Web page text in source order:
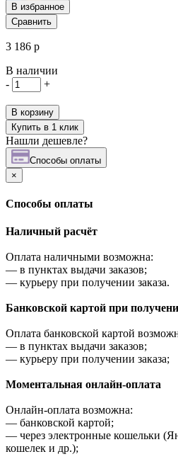
В избранное
Сравнить
3 186 р
В наличии
-
+
В корзину
Купить в 1 клик
Нашли дешевле?
Cпособы оплаты
×
Cпособы оплаты
Наличный расчёт
Оплата наличными возможна:
— в пунктах выдачи заказов;
— курьеру при получении заказа.
Банковской картой при
Оплата банковской картой
— в пунктах выдачи заказов;
— курьеру при получении заказа;
Моментальная онлайн-оплата
Онлайн-оплата возможна:
— банковской картой;
— через электронные кошельки
кошелек и др.);